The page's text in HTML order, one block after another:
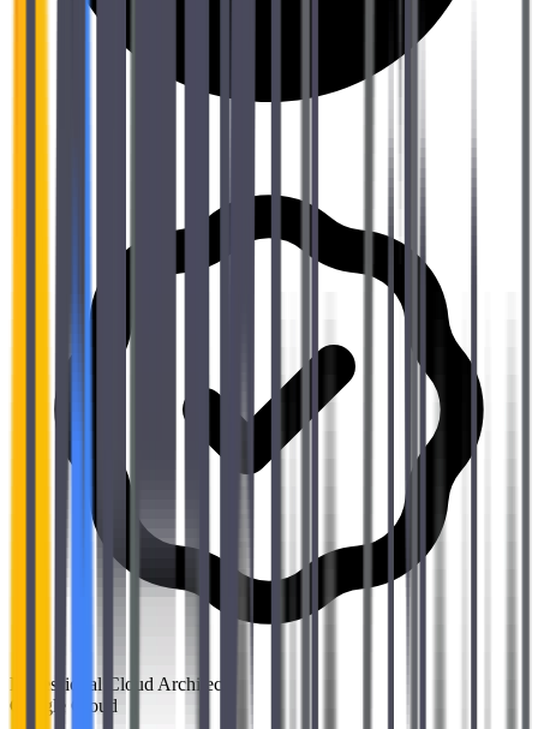
Professional Cloud Architect
Google Cloud